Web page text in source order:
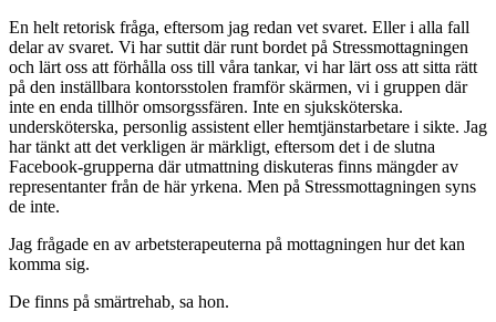
En helt retorisk fråga, eftersom jag redan vet svaret. Eller i alla fall
delar av svaret. Vi har suttit där runt bordet på Stressmottagningen
och lärt oss att förhålla oss till våra tankar, vi har lärt oss att sitta rätt
på den inställbara kontorsstolen framför skärmen, vi i gruppen där
inte en enda tillhör omsorgssfären. Inte en sjuksköterska.
undersköterska, personlig assistent eller hemtjänstarbetare i sikte. Jag
har tänkt att det verkligen är märkligt, eftersom det i de slutna
Facebook-grupperna där utmattning diskuteras finns mängder av
representanter från de här yrkena. Men på Stressmottagningen syns
de inte.
Jag frågade en av arbetsterapeuterna på mottagningen hur det kan
komma sig.
De finns på smärtrehab, sa hon.